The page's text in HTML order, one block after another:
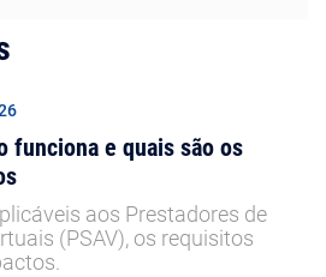
funciona e quais são os
aos Prestadores de
(PSAV), os requisitos